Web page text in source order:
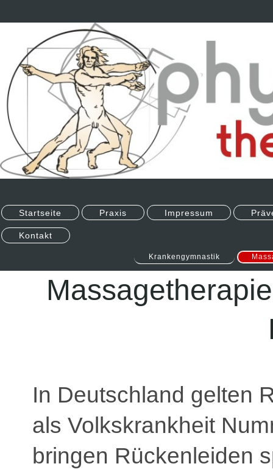
Startseite Praxis Impressum
Kontakt
Krankengymnastik
In Deutschland gelten
als Volkskrankheit
bringen Rückenleiden